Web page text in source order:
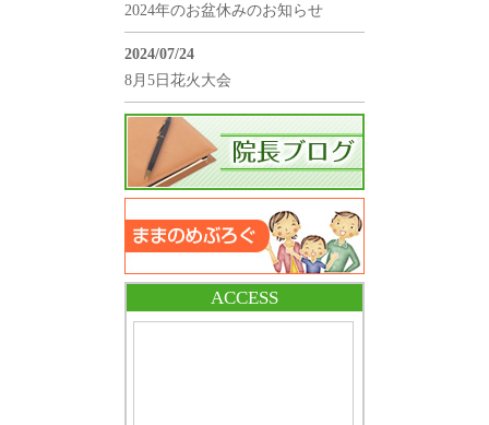
2024年のお盆休みのお知らせ
2024/07/24
8月5日花火大会
ACCESS